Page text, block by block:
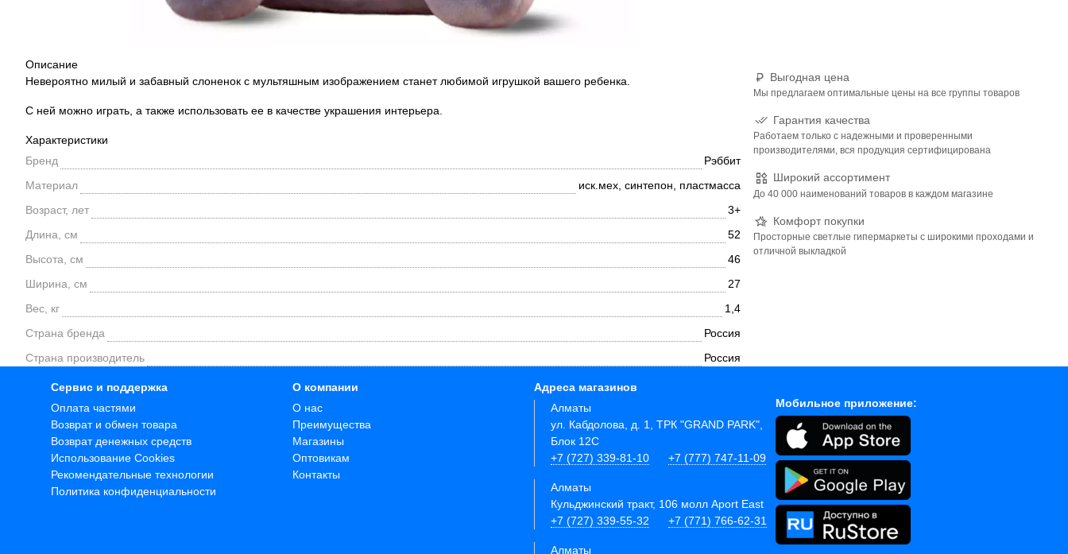
Описание
Невероятно милый и забавный слоненок с мультяшным изображением станет любимой игрушкой вашего ребенка.
С ней можно играть, а также использовать ее в качестве украшения интерьера.
Выгодная цена
Мы предлагаем оптимальные цены на все группы товаров
Гарантия качества
Работаем только с надежными и проверенными
производителями, вся продукция сертифицирована
Широкий ассортимент
До 40 000 наименований товаров в каждом магазине
Комфорт покупки
Просторные светлые гипермаркеты с широкими проходами и
отличной выкладкой
Характеристики
Бренд
Рэббит
Материал
иск.мех, синтепон, пластмасса
Возраст, лет
3+
Длина, см
52
Высота, см
46
Ширина, см
27
Вес, кг
1,4
Страна бренда
Россия
Страна производитель
Россия
Сервис и поддержка
Оплата частями
Возврат и обмен товара
Возврат денежных средств
Использование Cookies
Рекомендательные технологии
Политика конфиденциальности
О компании
О нас
Преимущества
Магазины
Оптовикам
Контакты
Адреса магазинов
Алматы
ул. Кабдолова, д. 1, ТРК "GRAND PARK",
Блок 12C
+7 (727) 339-81-10
+7 (777) 747-11-09
Алматы
Кульджинский тракт, 106 молл Aport East
+7 (727) 339-55-32
+7 (771) 766-62-31
Алматы
Мобильное приложение: